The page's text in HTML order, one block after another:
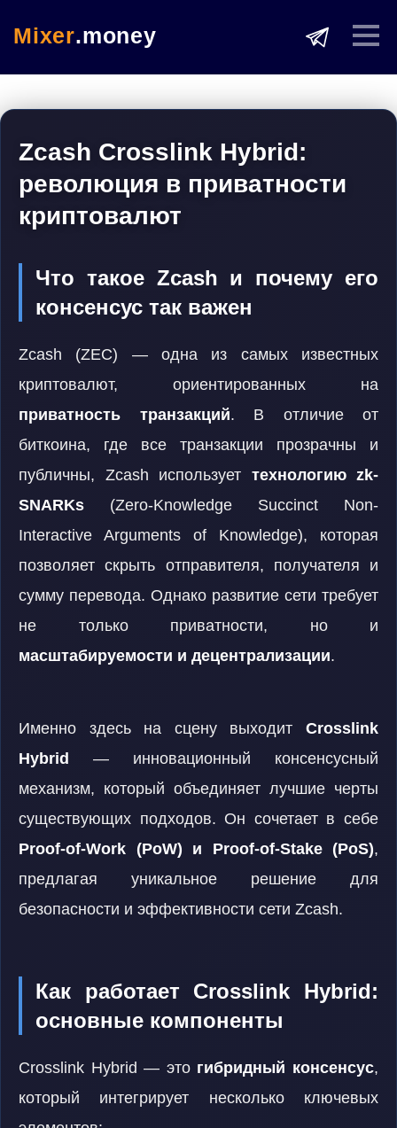
Mixer.money
Zcash Crosslink Hybrid:
революция в приватности
криптовалют
Что такое Zcash и почему его
консенсус так важен
Zcash (ZEC) — одна из самых известных
криптовалют, ориентированных на
приватность транзакций. В отличие от
биткоина, где все транзакции прозрачны и
публичны, Zcash использует технологию zk-
SNARKs (Zero-Knowledge Succinct Non-
Interactive Arguments of Knowledge), которая
позволяет скрыть отправителя, получателя и
сумму перевода. Однако развитие сети требует
не только приватности, но и
масштабируемости и децентрализации.
Именно здесь на сцену выходит Crosslink
Hybrid
— инновационный консенсусный
механизм, который объединяет лучшие черты
существующих подходов. Он сочетает в себе
Proof-of-Work (PoW) и Proof-of-Stake (PoS),
предлагая уникальное решение для
безопасности и эффективности сети Zcash.
Как работает Crosslink Hybrid:
основные компоненты
Crosslink Hybrid — это гибридный консенсус,
который интегрирует несколько ключевых